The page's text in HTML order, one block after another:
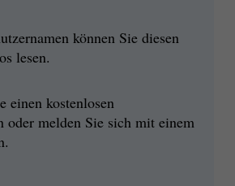
können Sie diesen
lesen.
einen kostenlosen
oder melden Sie sich mit einem